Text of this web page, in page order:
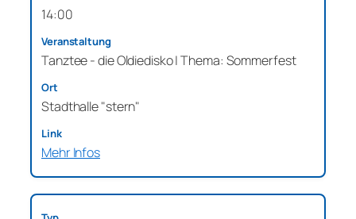
14:00
Tanztee - die Oldiedisko | Thema: Sommerfest
Stadthalle "stern"
Mehr Infos